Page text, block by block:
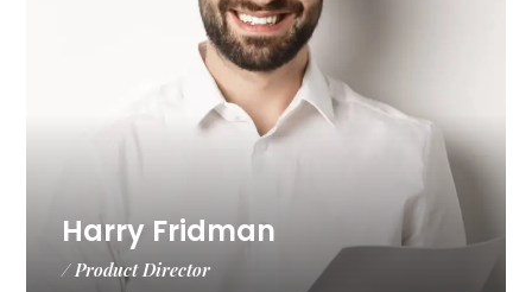
Harry Fridman
/ Product Director